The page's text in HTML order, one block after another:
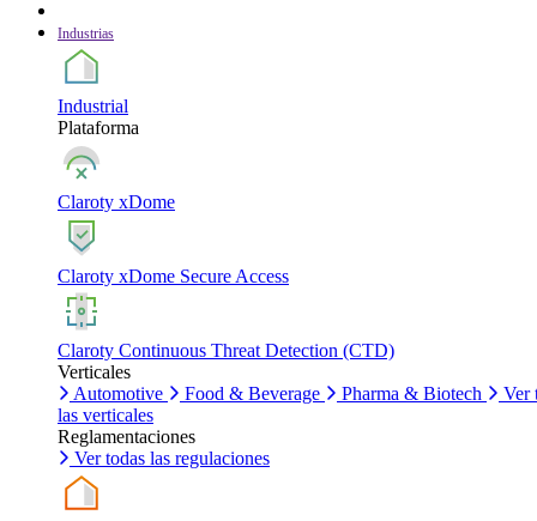
Industrias
Industrial
Plataforma
Claroty xDome
Claroty xDome Secure Access
Claroty Continuous Threat Detection (CTD)
Verticales
Automotive
Food & Beverage Pharma & Biotech
Ver
las verticales
Reglamentaciones
Ver todas las regulaciones